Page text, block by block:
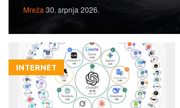
Mreža 30. srpnja 2026.
INTERNET